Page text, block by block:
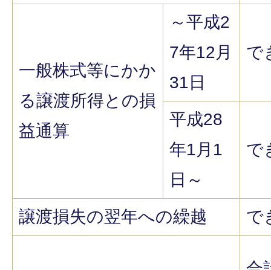
一般株式等にかか
る譲渡所得との損
益通算
～平成2
7年12月
31日
で
平成28
年1月1
日～
で
譲渡損失の翌年への繰越 で